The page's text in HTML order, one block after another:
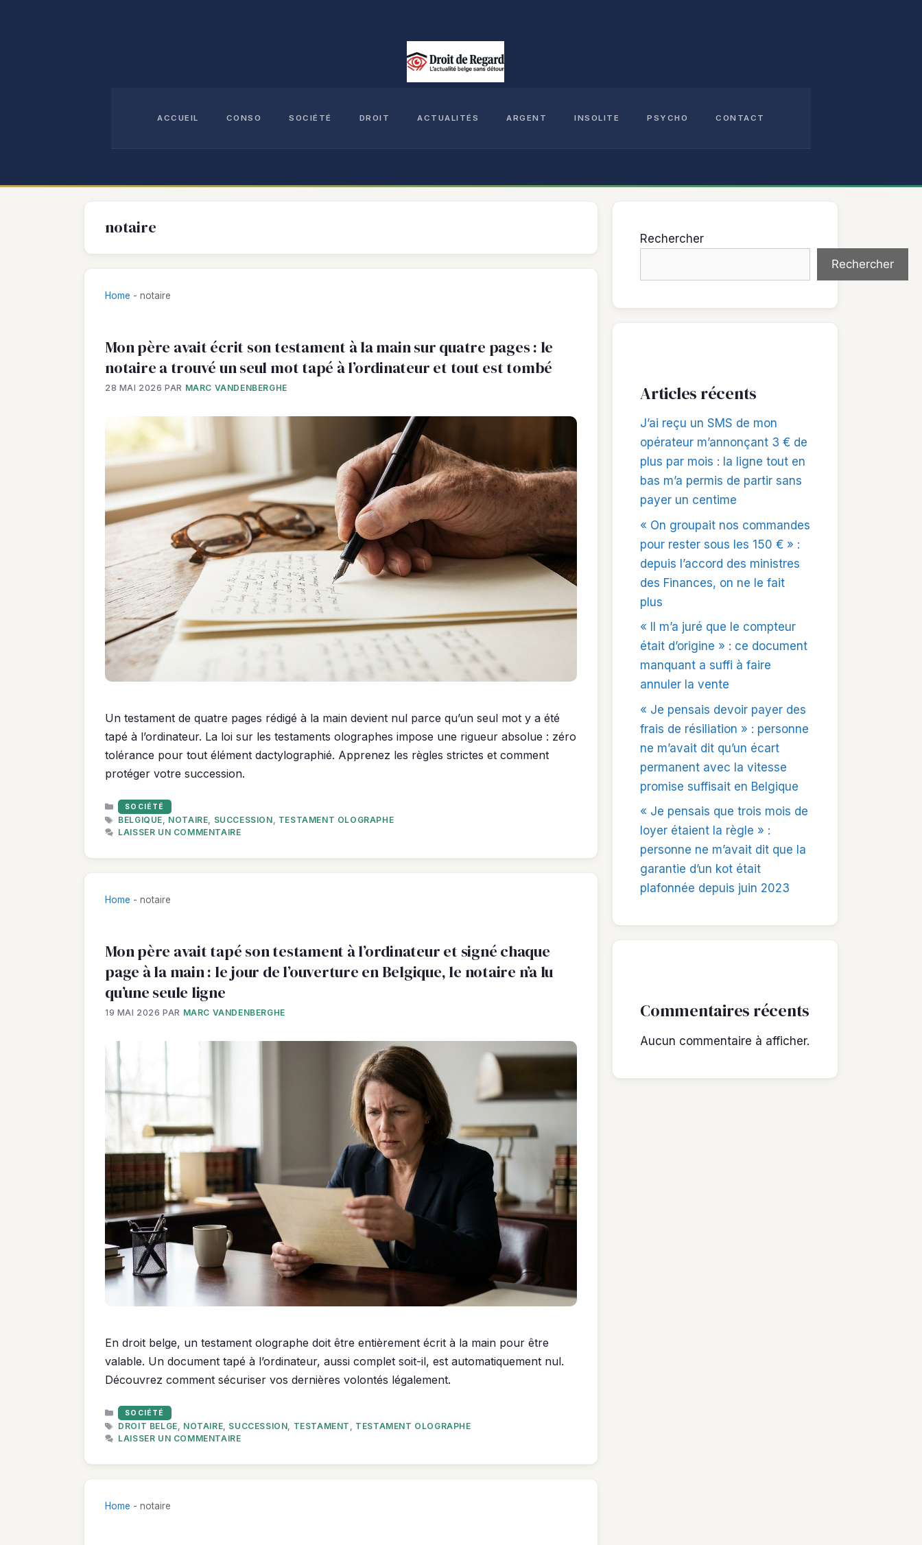
ACCUEIL CONSO SOCIÉTÉ DROIT ACTUALITÉS ARGENT INSOLITE PSYCHO CONTACT
notaire
Home - notaire
Mon père avait écrit son testament à la main sur quatre pages : le
notaire a trouvé un seul mot tapé à l’ordinateur et tout est tombé
28 MAI 2026 PAR MARC VANDENBERGHE
Un testament de quatre pages rédigé à la main devient nul parce qu’un seul mot y a été
tapé à l’ordinateur. La loi sur les testaments olographes impose une rigueur absolue : zéro
tolérance pour tout élément dactylographié. Apprenez les règles strictes et comment
protéger votre succession.
CATÉGORIES
SOCIÉTÉ
ÉTIQUETTES
BELGIQUE, NOTAIRE, SUCCESSION, TESTAMENT OLOGRAPHE
LAISSER UN COMMENTAIRE
Home - notaire
Mon père avait tapé son testament à l’ordinateur et signé chaque
page à la main : le jour de l’ouverture en Belgique, le notaire n’a lu
qu’une seule ligne
19 MAI 2026 PAR MARC VANDENBERGHE
En droit belge, un testament olographe doit être entièrement écrit à la main pour être
valable. Un document tapé à l’ordinateur, aussi complet soit-il, est automatiquement nul.
Découvrez comment sécuriser vos dernières volontés légalement.
CATÉGORIES
SOCIÉTÉ
ÉTIQUETTES
DROIT BELGE, NOTAIRE, SUCCESSION, TESTAMENT , TESTAMENT OLOGRAPHE
LAISSER UN COMMENTAIRE
Home - notaire
Rechercher
Rechercher
Articles récents
J’ai reçu un SMS de mon
opérateur m’annonçant 3 € de
plus par mois : la ligne tout en
bas m’a permis de partir sans
payer un centime
« On groupait nos commandes
pour rester sous les 150 € » :
depuis l’accord des ministres
des Finances, on ne le fait
plus
« Il m’a juré que le compteur
était d’origine » : ce document
manquant a suffi à faire
annuler la vente
« Je pensais devoir payer des
frais de résiliation » : personne
ne m’avait dit qu’un écart
permanent avec la vitesse
promise suffisait en Belgique
« Je pensais que trois mois de
loyer étaient la règle » :
personne ne m’avait dit que la
garantie d’un kot était
plafonnée depuis juin 2023
Commentaires récents
Aucun commentaire à afficher.